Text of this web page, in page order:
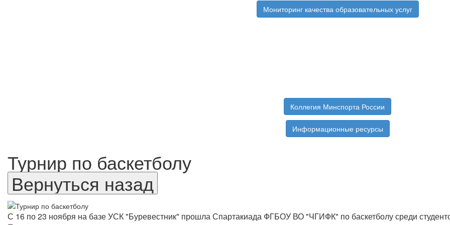
Мониторинг качества образовательных услуг
Коллегия Минспорта России
Информационные ресурсы
Турнир по баскетболу
С 16 по 23 ноября на базе УСК "Буревестник" прошла Спартакиада ФГБОУ ВО "ЧГИФК" по баскетболу среди